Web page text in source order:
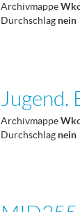
Archivmappe
Durchschlag nein
Jugend.
Archivmappe
Durchschlag nein